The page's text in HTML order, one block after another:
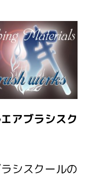
アブラシスク
シスクールの